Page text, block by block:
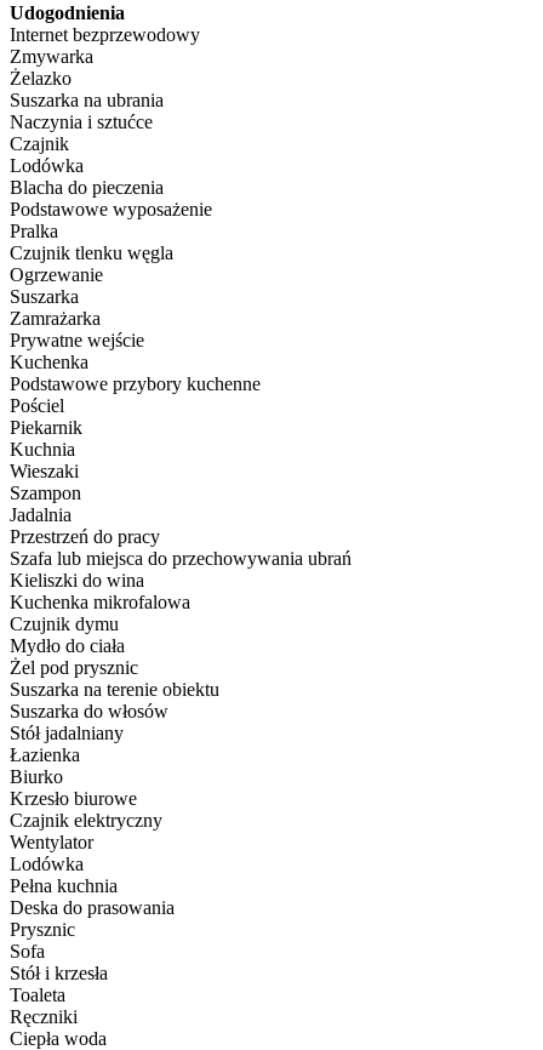
Udogodnienia
Internet bezprzewodowy
Zmywarka
Żelazko
Suszarka na ubrania
Naczynia i sztućce
Czajnik
Lodówka
Blacha do pieczenia
Podstawowe wyposażenie
Pralka
Czujnik tlenku węgla
Ogrzewanie
Suszarka
Zamrażarka
Prywatne wejście
Kuchenka
Podstawowe przybory kuchenne
Pościel
Piekarnik
Kuchnia
Wieszaki
Szampon
Jadalnia
Przestrzeń do pracy
Szafa lub miejsca do przechowywania ubrań
Kieliszki do wina
Kuchenka mikrofalowa
Czujnik dymu
Mydło do ciała
Żel pod prysznic
Suszarka na terenie obiektu
Suszarka do włosów
Stół jadalniany
Łazienka
Biurko
Krzesło biurowe
Czajnik elektryczny
Wentylator
Lodówka
Pełna kuchnia
Deska do prasowania
Prysznic
Sofa
Stół i krzesła
Toaleta
Ręczniki
Ciepła woda